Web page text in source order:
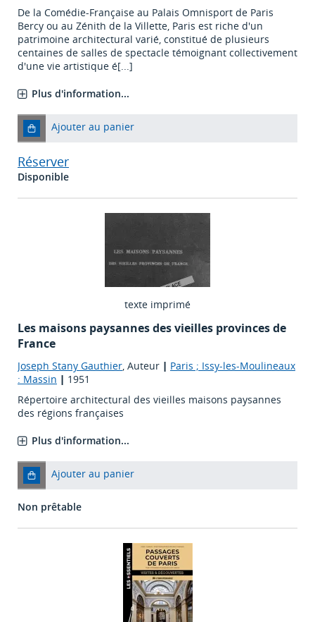
De la Comédie-Française au Palais Omnisport de Paris
Bercy ou au Zénith de la Villette, Paris est riche d'un
patrimoine architectural varié, constitué de plusieurs
centaines de salles de spectacle témoignant collectivement
d'une vie artistique é[...]
Plus d'information...
Ajouter au panier
Réserver
Disponible
texte imprimé
Les maisons paysannes des vieilles provinces de
France
Joseph Stany Gauthier, Auteur | Paris ; Issy-les-Moulineaux
: Massin | 1951
Répertoire architectural des vieilles maisons paysannes
des régions françaises
Plus d'information...
Ajouter au panier
Non prêtable